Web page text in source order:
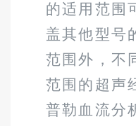
的适用范围
盖其他型号
范围外，不
范围的超声
普勒血流分